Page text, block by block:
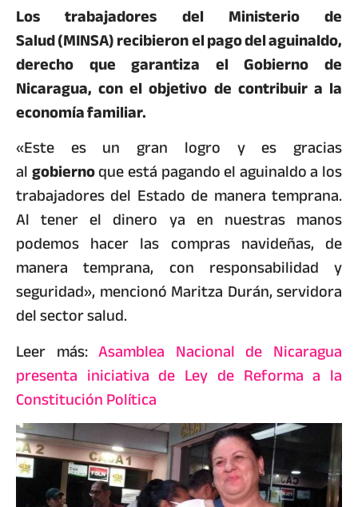
Los trabajadores del Ministerio de
Salud (MINSA) recibieron el pago del aguinaldo,
derecho que garantiza el Gobierno de
Nicaragua, con el objetivo de contribuir a la
economía familiar.
«Este es un gran logro y es gracias
algobiernoque está pagando el aguinaldo a los
trabajadores del Estado de manera temprana.
Al tener el dinero ya en nuestras manos
podemos hacer las compras navideñas, de
manera temprana, con responsabilidad y
seguridad», mencionó Maritza Durán, servidora
del sector salud.
Leer más:Asamblea Nacional de Nicaragua
presenta iniciativa de Ley de Reforma a la
Constitución Política